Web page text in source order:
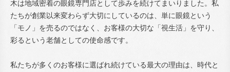
木は地域密着の眼鏡専門店として歩みを続けてまいりました。私
たちが創業以来変わらず大切にしているのは、単に眼鏡という
「モノ」を売るのではなく、お客様の大切な「視生活」を守り、
彩るという老舗としての使命感です。
私たちが多くのお客様に選ばれ続けている最大の理由は、時代と